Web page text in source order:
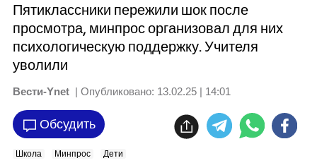
Пятиклассники пережили шок после
просмотра, минпрос организовал для них
психологическую поддержку. Учителя
уволили
Вести-Ynet | Опубликовано: 13.02.25 | 14:01
Обсудить
Школа Минпрос Дети